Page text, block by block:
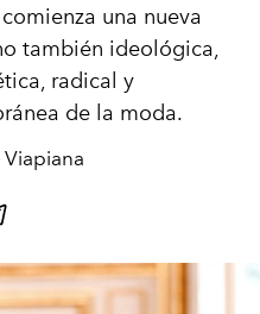
comienza una nueva
también ideológica,
radical y
de la moda.